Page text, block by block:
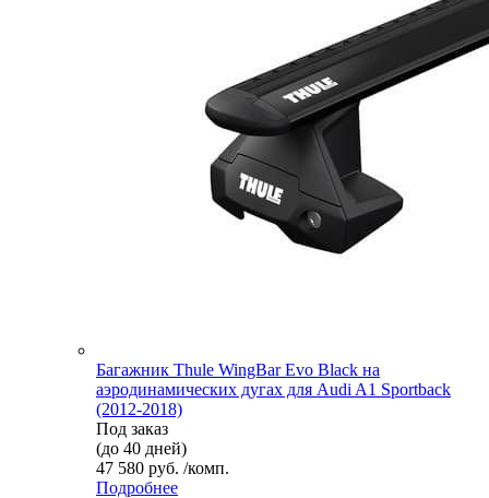
Багажник Thule WingBar Evo Black на
аэродинамических дугах для Audi A1 Sportback
(2012-2018)
Под заказ
(до 40 дней)
47 580 руб. /комп.
Подробнее